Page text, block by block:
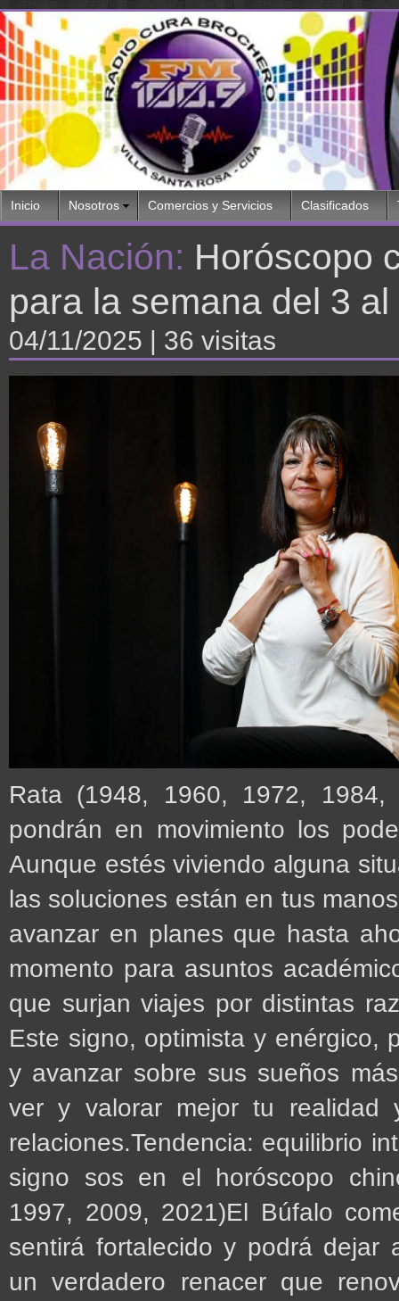
Inicio Nosotros Comercios y Servicios Clasificados
La Nación: Horóscopo
para la semana del 3
04/11/2025 | 36 visitas
Rata (1948, 1960, 1972,
pondrán en movimiento los
Aunque estés viviendo alguna
las soluciones están en tus
avanzar en planes que hasta
momento para asuntos
que surjan viajes por distintas
Este signo, optimista y enérgico,
y avanzar sobre sus sueños
ver y valorar mejor tu realidad
relaciones.Tendencia: equilibrio
signo sos en el horóscopo
1997, 2009, 2021)El Búfalo
sentirá fortalecido y podrá dejar
un verdadero renacer que